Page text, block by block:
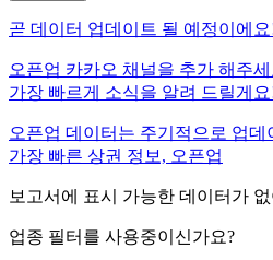
곧 데이터 업데이트 될 예정이에
오픈업 카카오 채널을 추가 해주세
가장 빠르게 소식을 알려 드릴게
오픈업 데이터는 주기적으로 업데
가장 빠른 상권 정보, 오픈업
보고서에 표시 가능한 데이터가 없
업종 필터를 사용중이신가요?